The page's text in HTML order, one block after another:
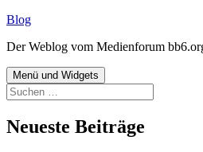
Zum
springen
Blog
Der Weblog vom Medienforum
Menü und Widgets
Suchen
nach:
Neueste Beiträge